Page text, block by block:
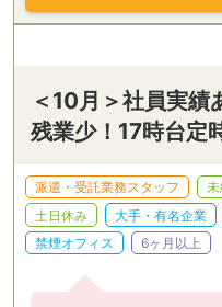
＜10月＞社員実
残業少！17時台定
派遣・受託業務スタッフ
土日休み
大手・有名企業
禁煙オフィス
6ヶ月以上